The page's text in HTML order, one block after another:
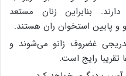
بنابراین زنان مستعد
و پایین استخوان ران هستند.
غضروف زانو می‌شوند و
تقریبا رایج است.